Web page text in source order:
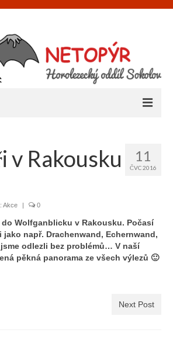
11
ČVC 2016
v Rakousku
Akce | 0
Wolfganblicku v Rakousku. Počasí
např. Drachenwand, Echernwand,
odlezli bez problémů… V naší
pěkná panorama ze všech výlezů 🙂
Next Post